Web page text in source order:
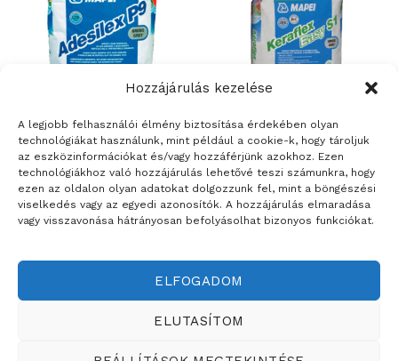
Hozzájárulás kezelése
A legjobb felhasználói élmény biztosítása érdekében olyan
technológiákat használunk, mint például a cookie-k, hogy tároljuk
az eszközinformációkat és/vagy hozzáférjünk azokhoz. Ezen
technológiákhoz való hozzájárulás lehetővé teszi számunkra, hogy
ezen az oldalon olyan adatokat dolgozzunk fel, mint a böngészési
viselkedés vagy az egyedi azonosítók. A hozzájárulás elmaradása
vagy visszavonása hátrányosan befolyásolhat bizonyos funkciókat.
ELFOGADOM
ELUTASÍTOM
ÉPÍTŐANYAGOK
Mapei Adesilex P9 – fokozott
terhelhetőségű,
lecsúszásmentes, flexibilis
csemperagasztó
ÉPÍTŐANYAGOK
Mapei Keraflex Easy S1 –
fokozott terhelhetőségű,
könnyen felhordható,
rugalmas, cementkötésű
Weboldalt készítette:
ÉRTÉKESÍTÉSI TERÜLETEINK